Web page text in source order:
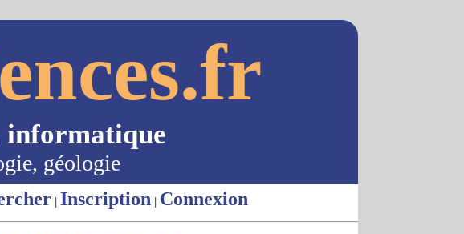
informatique
géologie
| Inscription | Connexion